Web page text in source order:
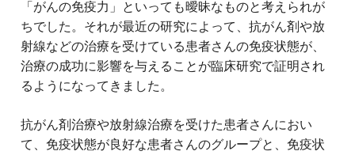
「がんの免疫力」といっても曖昧なものと考えられが
ちでした。それが最近の研究によって、抗がん剤や放
射線などの治療を受けている患者さんの免疫状態が、
治療の成功に影響を与えることが臨床研究で証明され
るようになってきました。
抗がん剤治療や放射線治療を受けた患者さんにおい
て、免疫状態が良好な患者さんのグループと、免疫状